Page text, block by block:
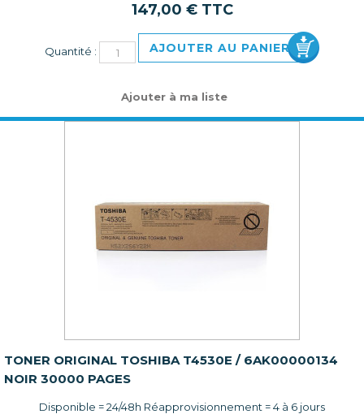
147,00 € TTC
Quantité : AJOUTER AU PANIER
Ajouter à ma liste
TONER ORIGINAL TOSHIBA T4530E / 6AK00000134
NOIR 30000 PAGES
Disponible = 24/48h Réapprovisionnement = 4 à 6 jours